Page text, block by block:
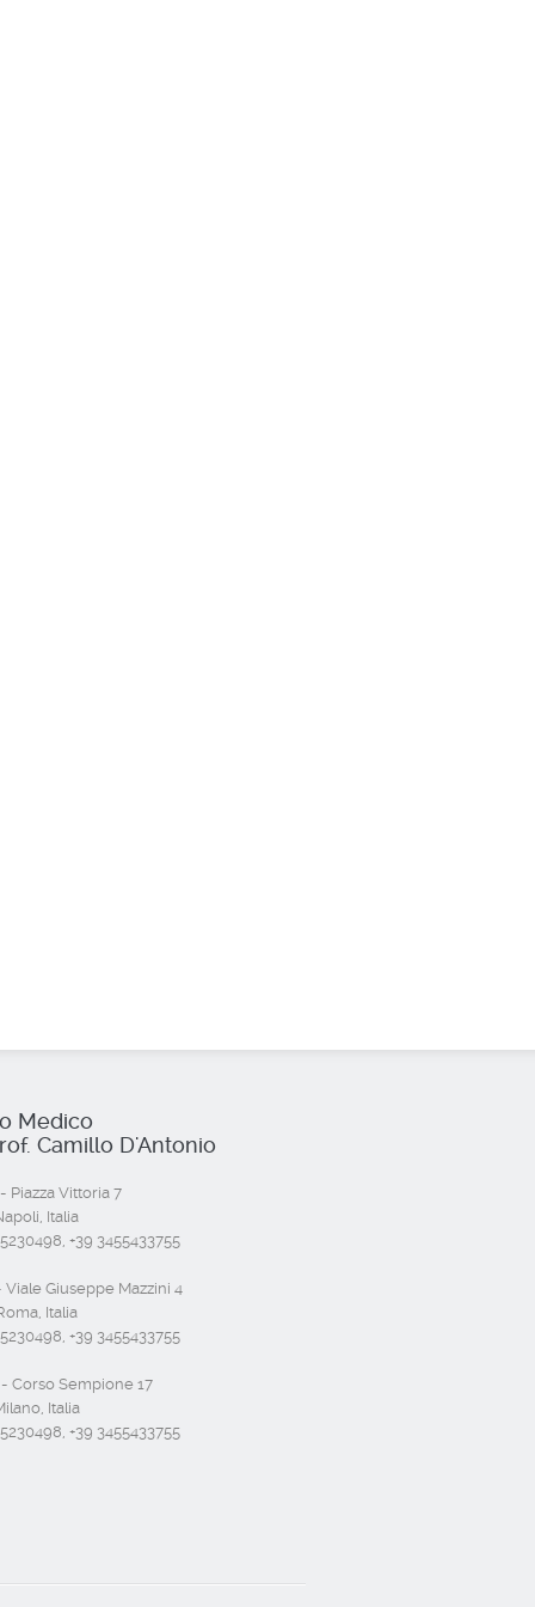
Medico
Camillo D'Antonio
Piazza Vittoria 7
Italia
+39 3455433755
Giuseppe Mazzini 4
Italia
+39 3455433755
Corso Sempione 17
Italia
+39 3455433755